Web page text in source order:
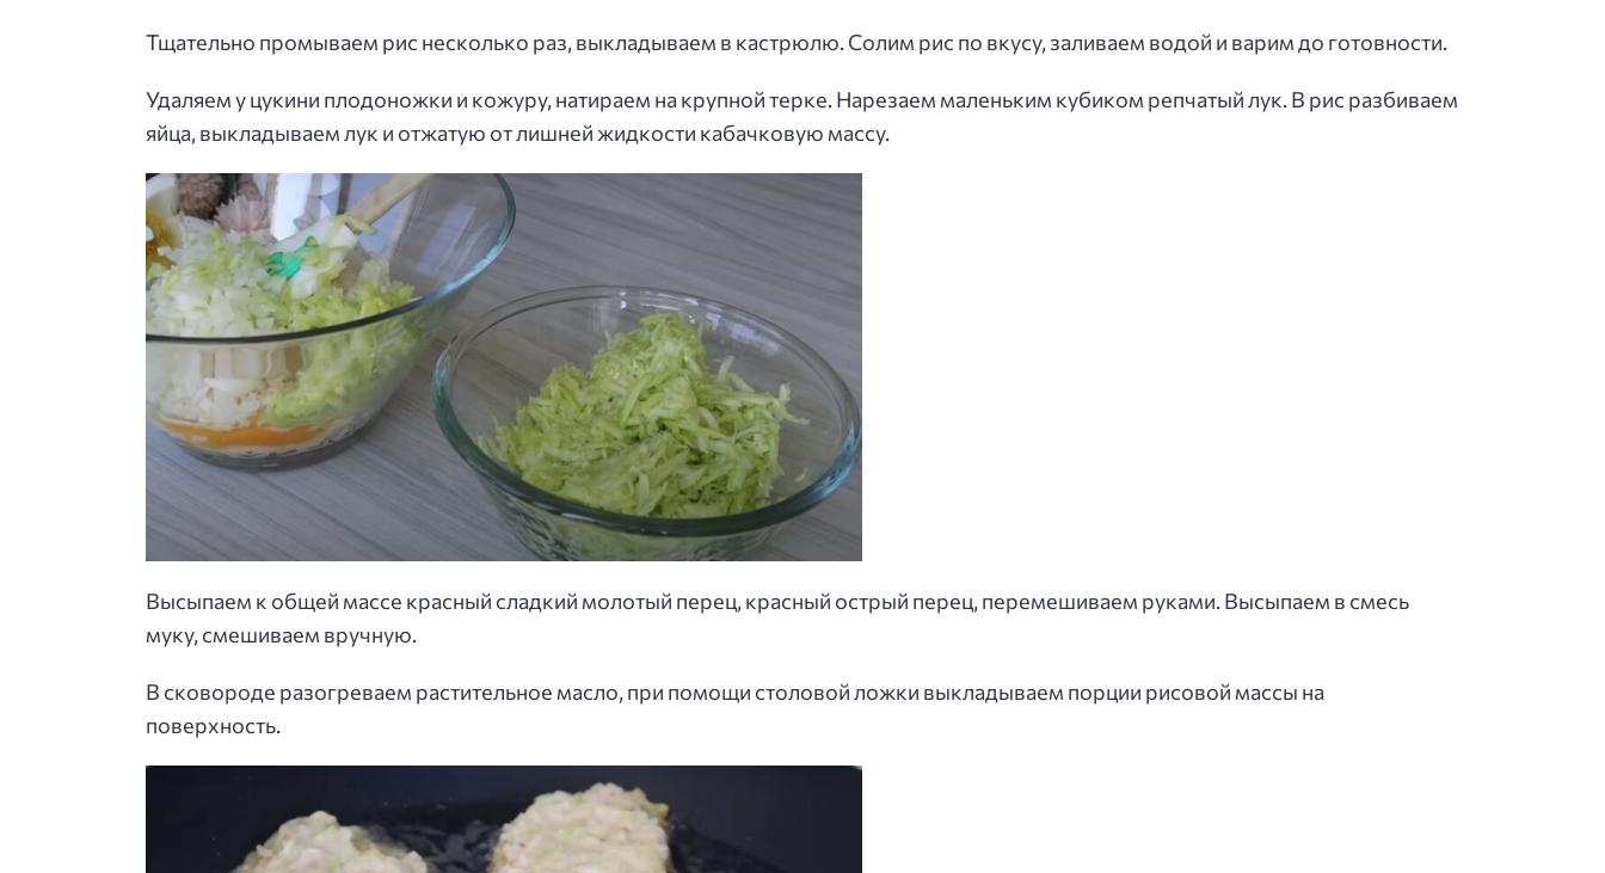
Тщательно промываем рис несколько раз, выкладываем в кастрюлю. Солим рис по вкусу, заливаем водой и варим до готовности.
Удаляем у цукини плодоножки и кожуру, натираем на крупной терке. Нарезаем маленьким кубиком репчатый лук. В рис разбиваем
яйца, выкладываем лук и отжатую от лишней жидкости кабачковую массу.
Высыпаем к общей массе красный сладкий молотый перец, красный острый перец, перемешиваем руками. Высыпаем в смесь
муку, смешиваем вручную.
В сковороде разогреваем растительное масло, при помощи столовой ложки выкладываем порции рисовой массы на
поверхность.